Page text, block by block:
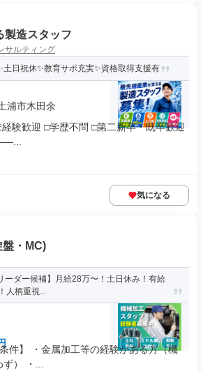
製造スタッフ
サルティング
土日祝休✨教育サポ充実✨資格取得支援有
浦市木田余
験歓迎 □学歴不問 □第二新卒・既卒歓迎
気になる
・MC)
ーダー候補】月給28万〜！土日休み！有給
人柄重視...
件】 ・金属加工等の経験がある方（機
） ・...